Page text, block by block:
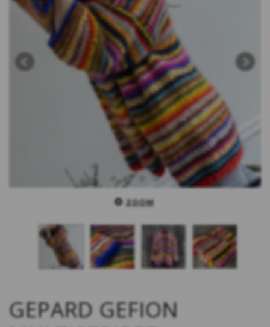
ZOOM
GEPARD GEFION